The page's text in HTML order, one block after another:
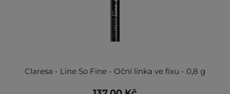
Claresa - Line So Fine - Oční linka ve fixu - 0,8 g